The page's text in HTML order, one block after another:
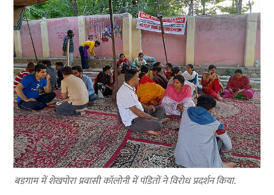
बडगाम में शेखपोरा प्रवासी कॉलोनी में पंडितों ने विरोध प्रदर्शन किया.